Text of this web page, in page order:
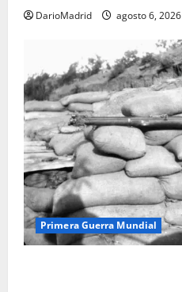
DarioMadrid agosto 6, 2026
Primera Guerra Mundial